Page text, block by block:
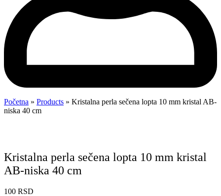
Početna » Products » Kristalna perla sečena lopta 10 mm kristal AB-
niska 40 cm
Kristalna perla sečena lopta 10 mm kristal
AB-niska 40 cm
100 RSD